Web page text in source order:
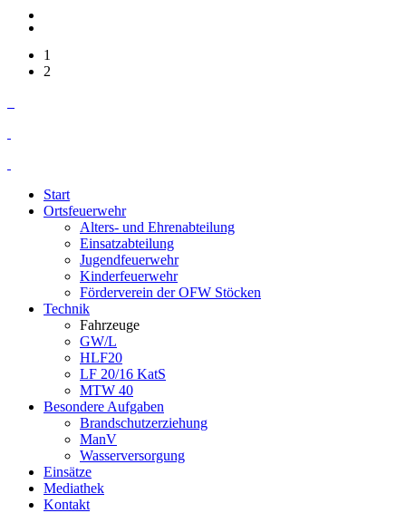
1
2
Start
Ortsfeuerwehr
Alters- und Ehrenabteilung
Einsatzabteilung
Jugendfeuerwehr
Kinderfeuerwehr
Förderverein der OFW Stöcken
Technik
Fahrzeuge
GW/L
HLF20
LF 20/16 KatS
MTW 40
Besondere Aufgaben
Brandschutzerziehung
ManV
Wasserversorgung
Einsätze
Mediathek
Kontakt